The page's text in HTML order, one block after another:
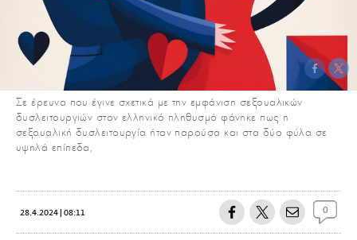
Σε έρευνα που έγινε σχετικά με την εμφάνιση σεξουαλικών
δυσλειτουργιών στον ελληνικό πληθυσμό φάνηκε πως η
σεξουαλική δυσλειτουργία ήταν παρούσα και στα δύο φύλα σε
υψηλά επίπεδα,
28.4.2024 | 08:11 0